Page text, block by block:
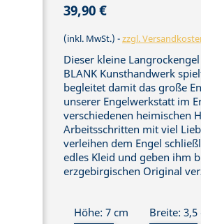
39,90 €
(inkl. MwSt.) zzgl.
Dieser kleine
BLANK Kunsthandwerk
begleitet damit das große
unserer Engelwerkstatt im
verschiedenen heimischen
Arbeitsschritten mit viel
verleihen dem Engel
edles Kleid und geben ihm
erzgebirgischen Original
Höhe: 7 cm Breite: 3,5